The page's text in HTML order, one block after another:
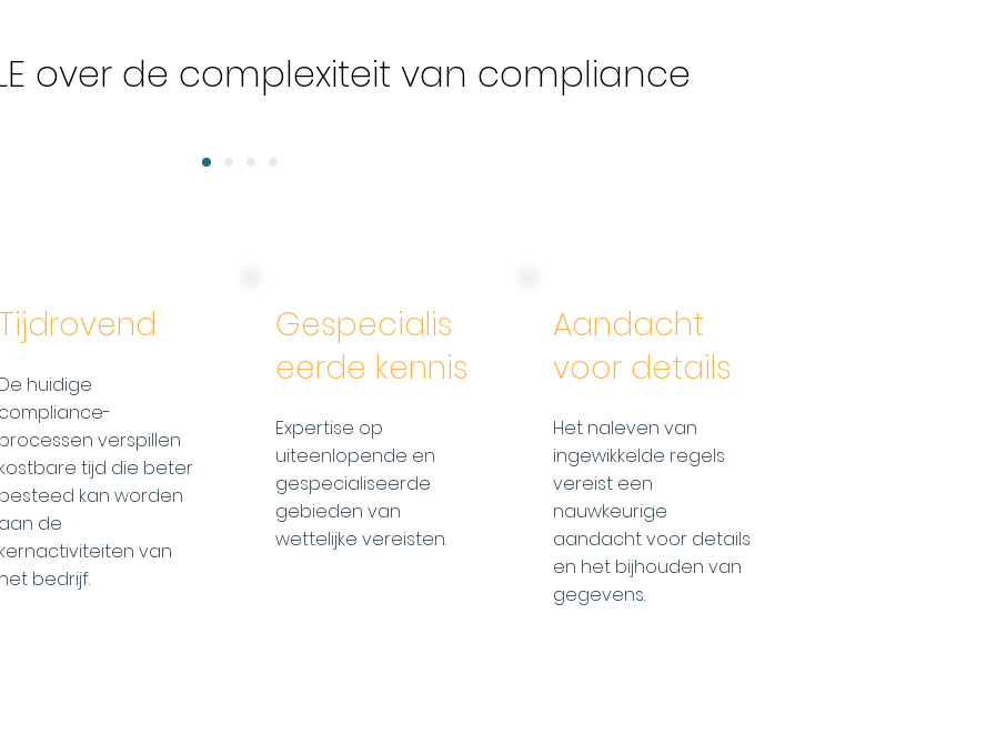
over de complexiteit van compliance
Tijdrovend
De huidige
compliance-
processen verspillen
kostbare tijd die beter
besteed kan worden
aan de
kernactiviteiten van
het bedrijf.
Gespecialis
eerde kennis
Expertise op
uiteenlopende en
gespecialiseerde
gebieden van
wettelijke vereisten.
Aandacht
voor details
Het naleven van
ingewikkelde regels
vereist een
nauwkeurige
aandacht voor details
en het bijhouden van
gegevens.